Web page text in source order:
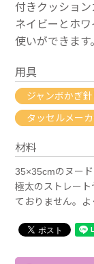
付きクッション
ネイビーとホ
使いができます
用具
ジャンボかぎ
タッセルメーカ
材料
35×35cmのヌー
極太のストレー
ておりません。よ